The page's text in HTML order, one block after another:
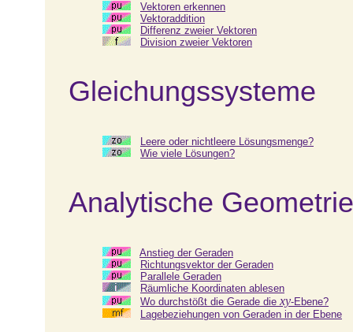
Vektoren erkennen
Vektoraddition
Differenz zweier Vektoren
Division zweier Vektoren
Gleichungssysteme
Leere oder nichtleere Lösungsmenge?
Wie viele Lösungen?
Analytische
Anstieg der Geraden
Richtungsvektor der Geraden
Parallele Geraden
Räumliche Koordinaten ablesen
Wo durchstößt die Gerade die xy-Ebene?
Lagebeziehungen von Geraden in der Ebene